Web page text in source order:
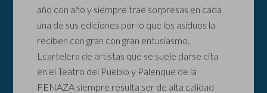
año con año y siempre trae sorpresas en cada
una de sus ediciones por lo que los asiduos la
reciben con gran con gran entusiasmo.
Lcartelera de artistas que se suele darse cita
en el Teatro del Pueblo y Palenque de la
FENAZA siempre resulta ser de alta calidad